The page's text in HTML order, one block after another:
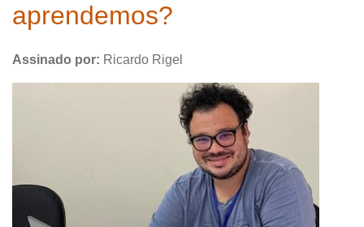
aprendemos?
Assinado por: Ricardo Rigel